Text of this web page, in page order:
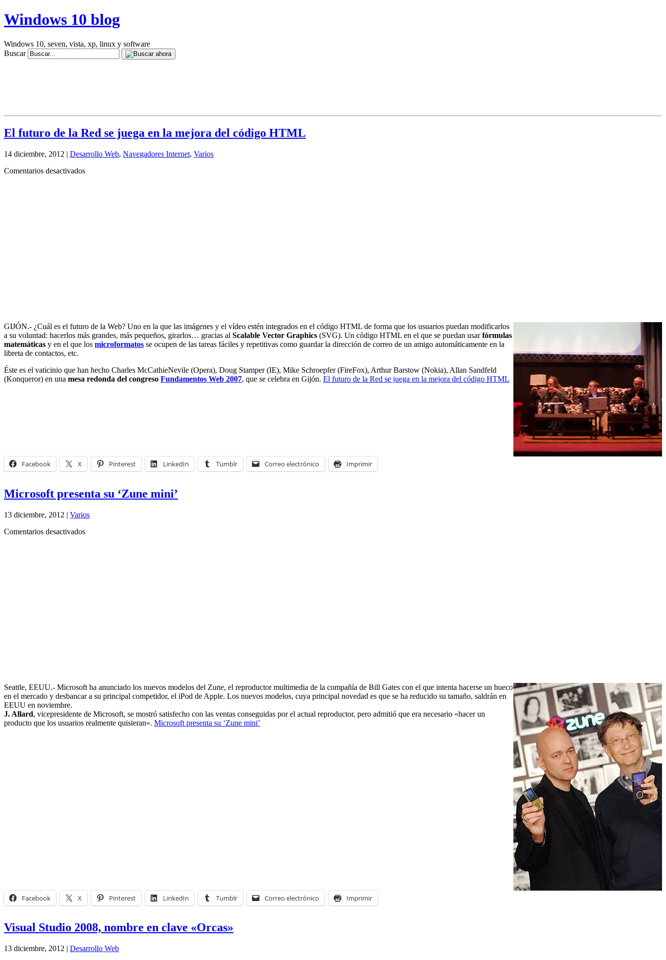
Windows 10 blog
Windows 10, seven, vista, xp, linux y software
Buscar
El futuro de la Red se juega en la mejora del código HTML
14 diciembre, 2012 | Desarrollo Web, Navegadores Internet, Varios
Comentarios desactivadosen
GIJÓN.- ¿Cuál es el futuro de la Web? Uno en la que las imágenes y el vídeo estén integrados en el código HTML de forma que los usuarios puedan modificarlos
a su voluntad: hacerlos más grandes, más pequeños, girarlos… gracias al Scalable Vector Graphics (SVG). Un código HTML en el que se puedan usarfórmulas
matemáticas y en el que los microformatos se ocupen de las tareas fáciles y repetitivas como guardar la dirección de correo de un amigo automáticamente en la
libreta de contactos, etc.
Éste es el vaticinio que han hecho Charles McCathieNevile (Opera), Doug Stamper (IE), Mike Schroepfer (FireFox), Arthur Barstow (Nokia), Allan Sandfeld
(Konqueror) en una mesa redonda del congreso Fundamentos Web 2007, que se celebra en Gijón. El futuro de la Red se juega en la mejora del código HTML
Facebook X Pinterest LinkedIn Tumblr Correo electrónico Imprimir
Microsoft presenta su ‘Zune mini’
13 diciembre, 2012 | Varios
Comentarios desactivadosen
Seattle, EEUU.- Microsoft ha anunciado los nuevos modelos del Zune, el reproductor multimedia de la compañía de Bill Gates con el que intenta hacerse un hueco
en el mercado y desbancar a su principal competidor, el iPod de Apple. Los nuevos modelos, cuya principal novedad es que se ha reducido su tamaño, saldrán en
EEUU en noviembre.
J. Allard, vicepresidente de Microsoft, se mostró satisfecho con las ventas conseguidas por el actual reproductor, pero admitió que era necesario «hacer un
producto que los usuarios realmente quisieran». Microsoft presenta su ‘Zune mini’
Facebook X Pinterest LinkedIn Tumblr Correo electrónico Imprimir
Visual Studio 2008, nombre en clave «Orcas»
13 diciembre, 2012 | Desarrollo Web